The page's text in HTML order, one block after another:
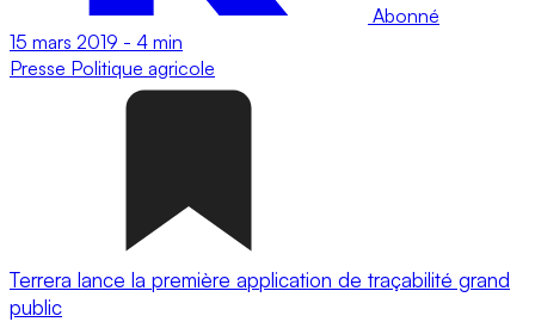
Abonné
15 mars 2019 - 4 min
Presse Politique agricole
Terrera lance la première application de traçabilité grand
public